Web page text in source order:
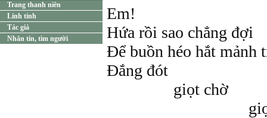
Trang thanh niên
Linh tinh
Tác giả
Nhắn tin, tìm người
Em!
Hứa rồi sao chẳng đợi
Để buồn héo hắt mảnh
Đắng đót
giọt chờ
giọt